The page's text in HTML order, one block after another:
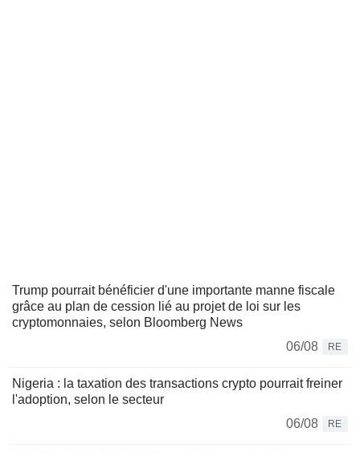
Trump pourrait bénéficier d'une importante manne fiscale
grâce au plan de cession lié au projet de loi sur les
cryptomonnaies, selon Bloomberg News
06/08
RE
Nigeria : la taxation des transactions crypto pourrait freiner
l'adoption, selon le secteur
06/08
RE